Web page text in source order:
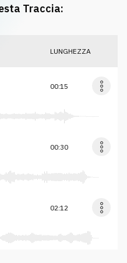
Traccia:
LUNGHEZZA
00:15
00:30
02:12